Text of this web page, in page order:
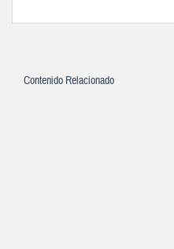
Contenido Relacionado